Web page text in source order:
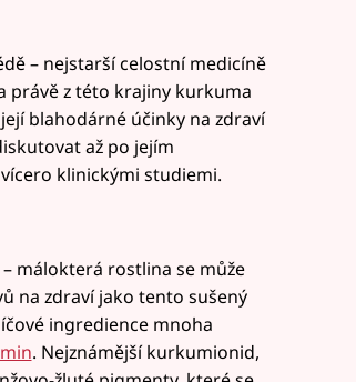
– nejstarší celostní medicíně
právě z této krajiny kurkuma
blahodárné účinky na zdraví
až po jejím
klinickými studiemi.
málokterá rostlina se může
na zdraví jako tento sušený
ingredience mnoha
. Nejznámější kurkumionid,